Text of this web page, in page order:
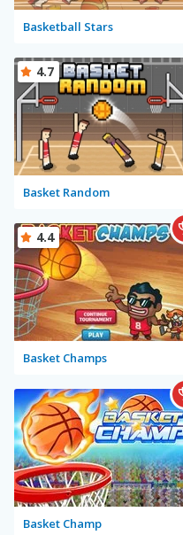
Basketball Stars
Basket Random
4.7
Basket Champs
4.4
Basket Champ